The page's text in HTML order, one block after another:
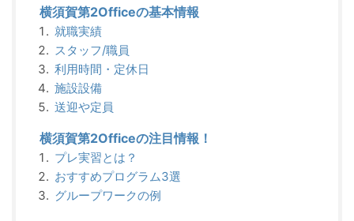
横須賀第2Officeの基本情報
就職実績
スタッフ/職員
利用時間・定休日
施設設備
送迎や定員
横須賀第2Officeの注目情報！
プレ実習とは？
おすすめプログラム3選
グループワークの例